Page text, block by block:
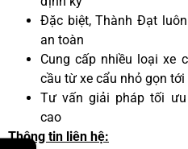
Đặc biệt, Thành Đạt
an toàn
Cung cấp nhiều loại xe
cầu từ xe cẩu nhỏ gọn tới
Tư vấn giải pháp tối
cao
Thông tin liên hệ: